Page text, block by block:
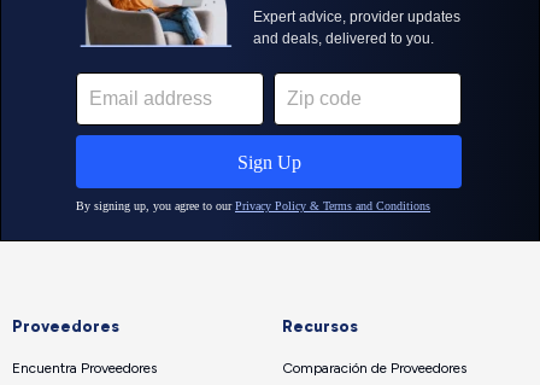
Proveedores
Encuentra Proveedores
Recursos
Comparación de Proveedores